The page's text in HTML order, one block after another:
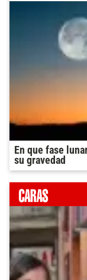
En que fase
su gravedad